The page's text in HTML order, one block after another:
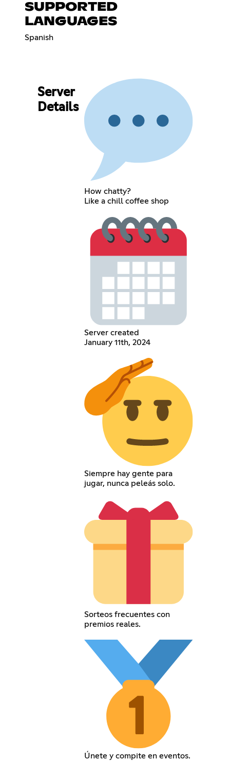
SUPPORTED
LANGUAGES
Spanish
Server
Details
How chatty?
Like a chill coffee shop
Server created
January 11th, 2024
Siempre hay gente para
jugar, nunca peleás solo.
Sorteos frecuentes con
premios reales.
Únete y compite en eventos.